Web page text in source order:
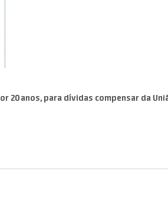
anos, para dívidas compensar da